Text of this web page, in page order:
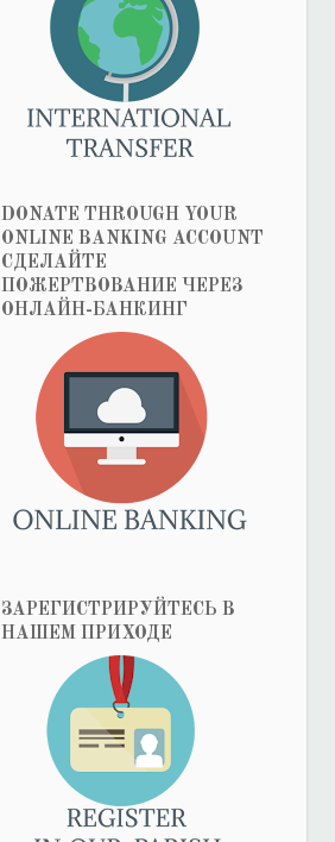
DONATE THROUGH YOUR
ONLINE BANKING ACCOUNT
СДЕЛАЙТЕ
ПОЖЕРТВОВАНИЕ ЧЕРЕЗ
ОНЛАЙН-БАНКИНГ
ЗАРЕГИСТРИРУЙТЕСЬ В
НАШЕМ ПРИХОДЕ